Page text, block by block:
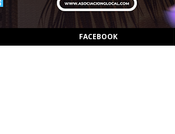
FACEBOOK